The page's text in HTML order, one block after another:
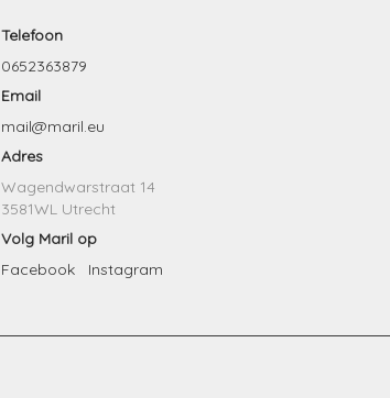
Telefoon
0652363879
Email
mail@maril.eu
Adres
Wagendwarstraat 14
3581WL Utrecht
Volg Maril op
Facebook
Instagram